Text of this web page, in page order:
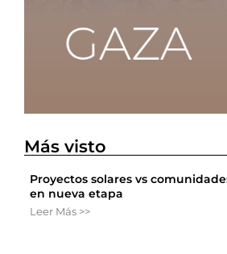
Más visto
Proyectos solares vs
en nueva etapa
Leer Más >>